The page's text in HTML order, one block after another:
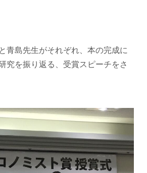
青島先生がそれぞれ、本の完成に
究を振り返る、受賞スピーチをさ